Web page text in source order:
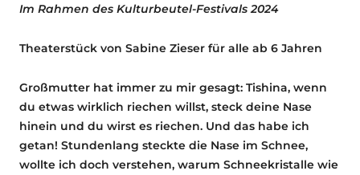
Im Rahmen des Kulturbeutel-Festivals 2024
Theaterstück von Sabine Zieser für alle ab 6 Jahren
Großmutter hat immer zu mir gesagt: Tishina, wenn
du etwas wirklich riechen willst, steck deine Nase
hinein und du wirst es riechen. Und das habe ich
getan! Stundenlang steckte die Nase im Schnee,
wollte ich doch verstehen, warum Schneekristalle wie